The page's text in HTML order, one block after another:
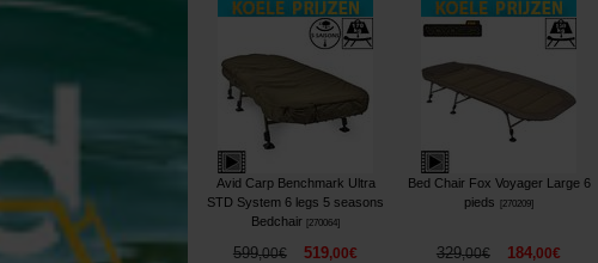
Avid Carp Benchmark Ultra
STD System 6 legs 5 seasons
Bedchair [270064]
599,00€ 519,00€
Bed Chair Fox Voyager Large 6
pieds
270209]
329,00€ 184,00€